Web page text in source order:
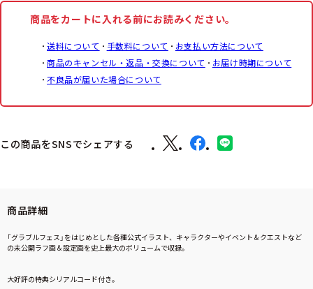
商品をカートに入れる前にお読みください。
送料について 手数料について
お支払い方法について
商品のキャンセル・返品・交換について
お届け時期について
不良品が届いた場合について
この商品をSNSでシェアする
商品詳細
「グラブルフェス」をはじめとした各種公式イラスト、キャラクターやイベント＆クエストなど
の未公開ラフ画＆設定画を史上最大のボリュームで収録。
大好評の特典シリアルコード付き。